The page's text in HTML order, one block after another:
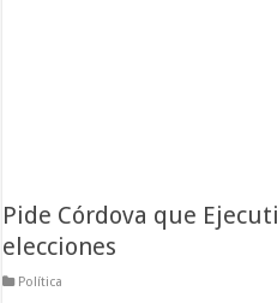
Pide Córdova que
elecciones
Política